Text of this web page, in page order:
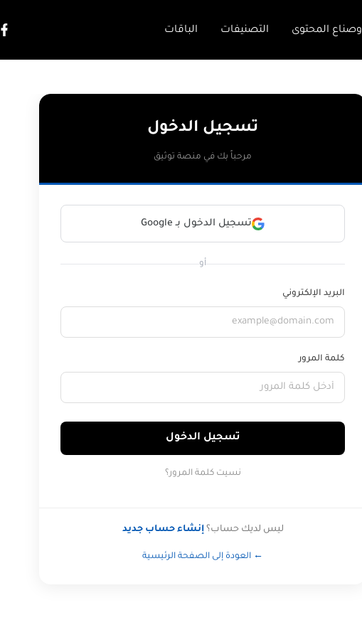
المحتوى التصنيفات الباقات
تسجيل الدخول
مرحباً بك في منصة توثيق
تسجيل الدخول بـ Google
أو
البريد الإلكتروني
كلمة المرور
تسجيل الدخول
نسيت كلمة المرور؟
ليس لديك حساب؟إنشاء حساب جديد
← العودة إلى الصفحة الرئيسية